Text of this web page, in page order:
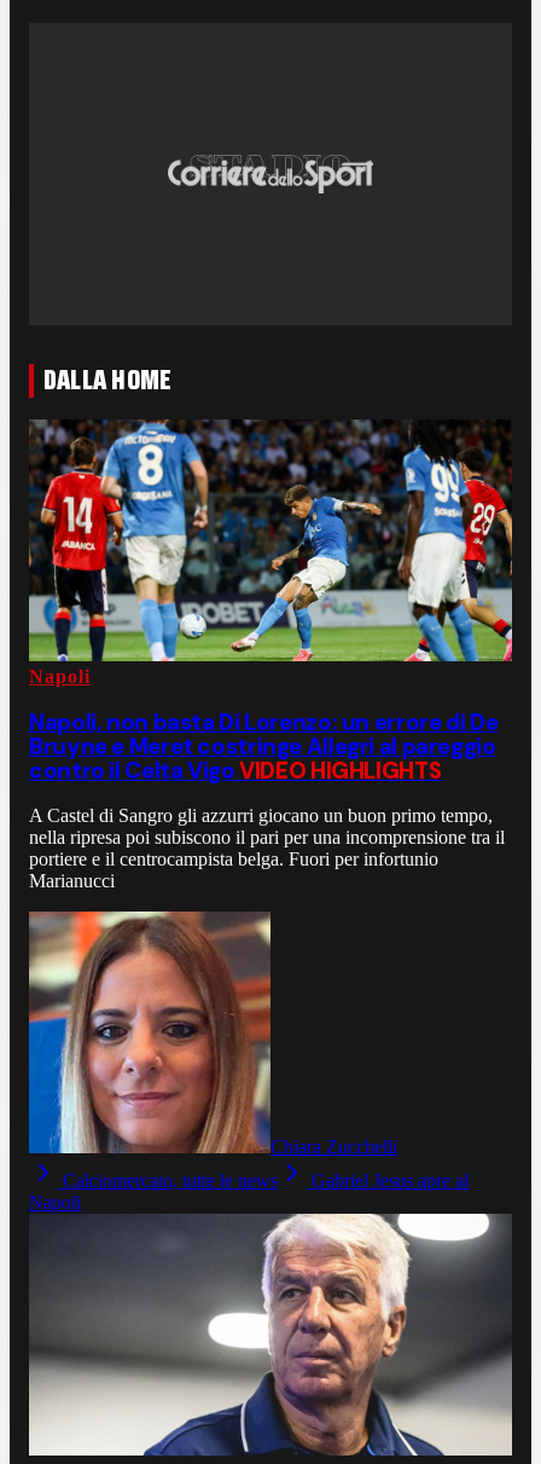
DALLA HOME
Napoli
Napoli, non basta Di Lorenzo: un errore di De
Bruyne e Meret costringe Allegri al pareggio
contro il Celta VigoVIDEO HIGHLIGHTS
A Castel di Sangro gli azzurri giocano un buon primo tempo,
nella ripresa poi subiscono il pari per una incomprensione tra il
portiere e il centrocampista belga. Fuori per infortunio
Marianucci
Chiara Zucchelli
Calciomercato, tutte le news
Gabriel Jesus apre al
Napoli